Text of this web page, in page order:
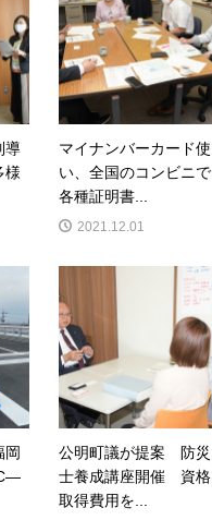
導
様
マイナンバーカード使
い、全国のコンビニで
各種証明書...
2021.12.01
岡
公明町議が提案 防災
士養成講座開催 資格
取得費用を...